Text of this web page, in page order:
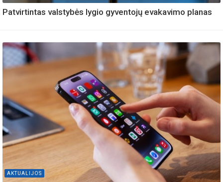
Patvirtintas valstybės lygio gyventojų evakavimo planas
AKTUALIJOS